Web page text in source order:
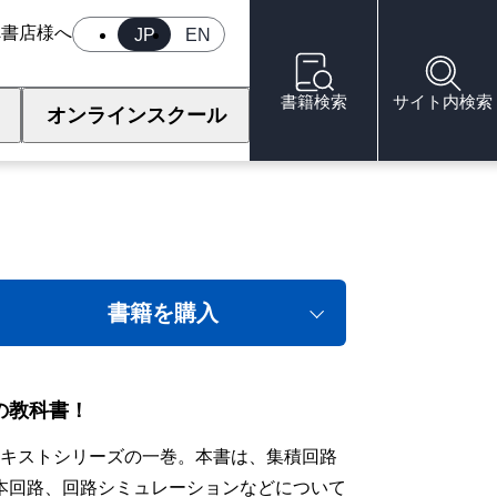
JP EN
書店様へ
オンラインスクール
書籍検索 サイト内検索
書籍を購入
科書！
ストシリーズの一巻。本書は、集積回路
路、回路シミュレーションなどについて